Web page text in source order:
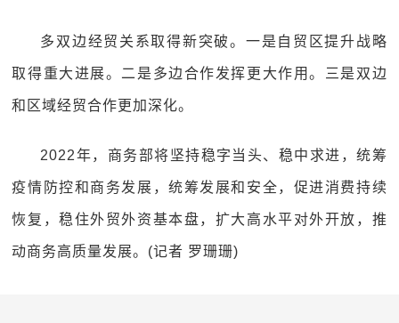
多双边经贸关系取得新突破。一是自贸区提升战略
取得重大进展。二是多边合作发挥更大作用。三是双边
和区域经贸合作更加深化。
2022年，商务部将坚持稳字当头、稳中求进，统筹
疫情防控和商务发展，统筹发展和安全，促进消费持续
恢复，稳住外贸外资基本盘，扩大高水平对外开放，推
动商务高质量发展。(记者 罗珊珊)